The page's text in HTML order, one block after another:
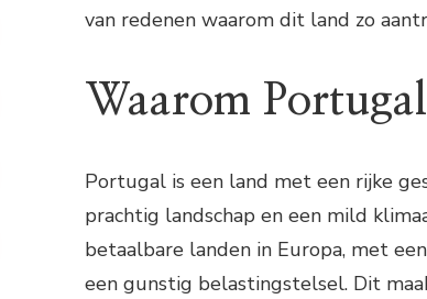
van redenen waarom dit land zo
Waarom
Portugal is een land met een rijke
prachtig landschap en een mild
betaalbare landen in Europa, met
een gunstig belastingstelsel. Dit